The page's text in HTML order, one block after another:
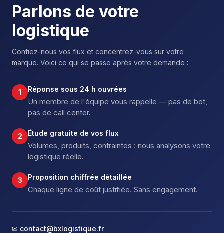
Parlons de votre
logistique
Confiez-nous vos flux et concentrez-vous sur votre
marque. Voici ce qui se passe après votre demande :
1 Réponse sous 24 h ouvrées
Un membre de l'équipe vous rappelle — pas de bot,
pas de call center.
2 Étude gratuite de vos flux
Volumes, produits, contraintes : nous analysons votre
logistique réelle.
3 Proposition chiffrée détaillée
Chaque ligne de coût justifiée. Sans engagement.
✉ contact@bxlogistique.fr